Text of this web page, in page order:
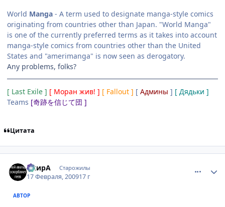
World Manga - A term used to designate manga-style comics
originating from countries other than Japan. "World Manga"
is one of the currently preferred terms as it takes into account
manga-style comics from countries other than the United
States and "amerimanga" is now seen as derogatory.
Any problems, folks?
[ Last Exile ] [ Моран жив! ] [ Fallout ] [ Админы ] [ Дядьки ]
Teams [奇跡を信じて団 ]
Цитата
АкирА Старожилы
17 Февраля, 200917 г
АВТОР